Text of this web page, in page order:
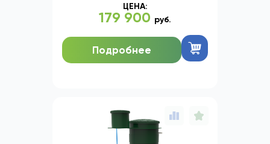
ЦЕНА:
179 900 руб.
Подробнее